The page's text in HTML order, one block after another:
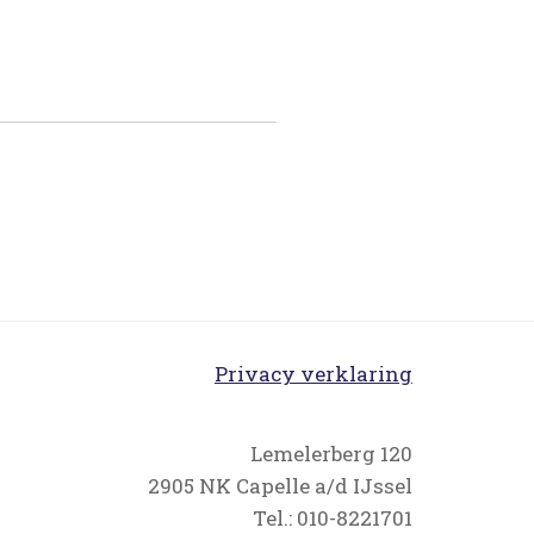
Privacy verklaring
Lemelerberg 120
2905 NK Capelle a/d IJssel
Tel.: 010-8221701